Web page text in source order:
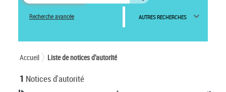
Recherche avancée AUTRES RECHERCHES
Accueil Liste de notices d’autorité
1 Notices d'autorité